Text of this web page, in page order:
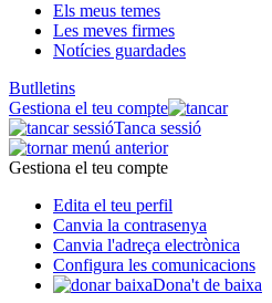
Els meus temes
Les meves firmes
Notícies guardades
Butlletins
Gestiona el teu compte
Tanca sessió
Gestiona el teu compte
Edita el teu perfil
Canvia la contrasenya
Canvia l'adreça electrònica
Configura les comunicacions
Dona't de baixa